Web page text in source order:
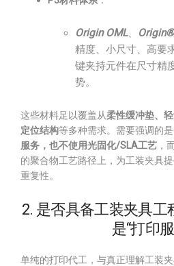
Origin OML、
精度、小尺寸、高要
键夹持元件在尺寸精
势。
这些材料足以覆盖从柔性缓冲垫、
定位结构等多种需求。需要强调的
服务，也不使用光固化/SLA工艺 ，
的聚合物工艺路径上，为工装夹具
重复性。
2. 是否具备工装夹具工
是“打印
单纯的打印代工，与真正理解工装